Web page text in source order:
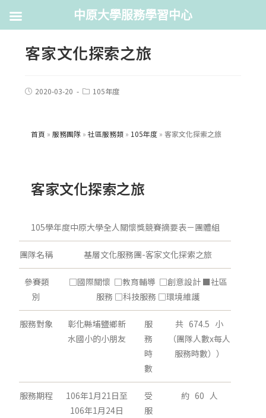
客家文化探索之旅
2020-03-20 105年度
首頁 »服務團隊 »社區服務類 » 105年度 » 客家文化探索之旅
客家文化探索之旅
105學年度中原大學全人關懷獎競賽摘要表－團體組
團隊名稱 基層文化服務團-客家文化探索之旅
參賽類
別
□國際關懷 □教育輔導 □創意設計 ■社區
服務 □科技服務 □環境維護
服務對象
彰化縣埔鹽鄉新
水國小的小朋友
服
務
時
數
共 674.5 小
（團隊人數x每人
服務時數））
服務期程
106年1月21日至
106年1月24日
受
服
約 60 人
中原大學服務學習中心